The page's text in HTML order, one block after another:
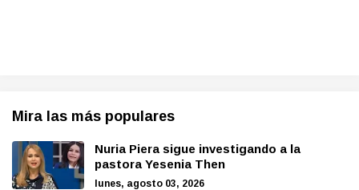
Mira las más populares
Nuria Piera sigue investigando a la
pastora Yesenia Then
lunes, agosto 03, 2026